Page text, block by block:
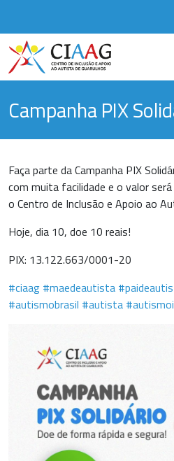
Campanha PIX
Faça parte da Campanha PIX
com muita facilidade e o valor
o Centro de Inclusão e Apoio ao
Hoje, dia 10, doe 10 reais!
PIX: 13.122.663/0001-20
#ciaag #maedeautista
#autismobrasil #autista